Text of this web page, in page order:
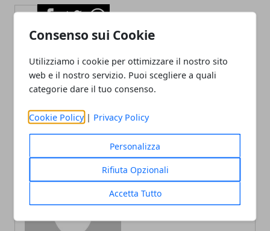
Consenso sui Cookie
Utilizziamo i cookie per ottimizzare il nostro sito
web e il nostro servizio. Puoi scegliere a quali
categorie dare il tuo consenso.
Cookie Policy | Privacy Policy
Personalizza
Rifiuta Opzionali
Accetta Tutto
Facebook
TwitterWhatsapp
Articolo Precedente
Arredo d’autunno, nuove
Articolo Successivo